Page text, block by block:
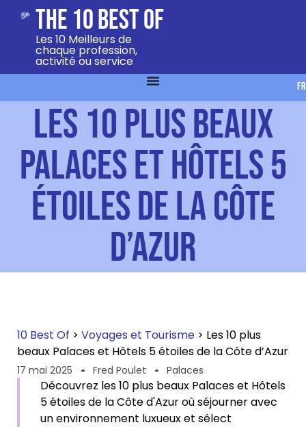
The 10 Best Of
Les 10 Meilleurs de
chaque profession,
activité ou service
FR
Les 10 plus beaux
Palaces et Hôtels 5
étoiles de la Côte
d’Azur
10 Best Of > Voyages et Tourisme > Les 10 plus
beaux Palaces et Hôtels 5 étoiles de la Côte d’Azur
17 mai 2025 Fred Poulet Palaces
Découvrez les 10 plus beaux Palaces et Hôtels
5 étoiles de la Côte d'Azur où séjourner avec
un environnement luxueux et sélect